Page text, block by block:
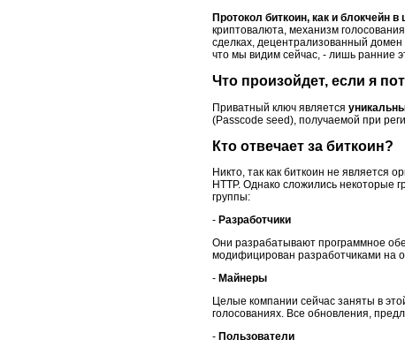
Протокол биткоин, как и
криптовалюта, механизм
сделках, децентрализованный домен
что мы видим сейчас, - лишь ранние
Что произойдет, если я
Приватный ключ является
(Passcode seed), получаемой при
Кто отвечает за биткоин?
Никто, так как биткоин не является
HTTP. Однако сложились некоторые
группы:
- Разработчики
Они разрабатывают программное
модифицирован разработчиками на
- Майнеры
Целые компании сейчас заняты в
голосованиях. Все обновления,
- Пользователи